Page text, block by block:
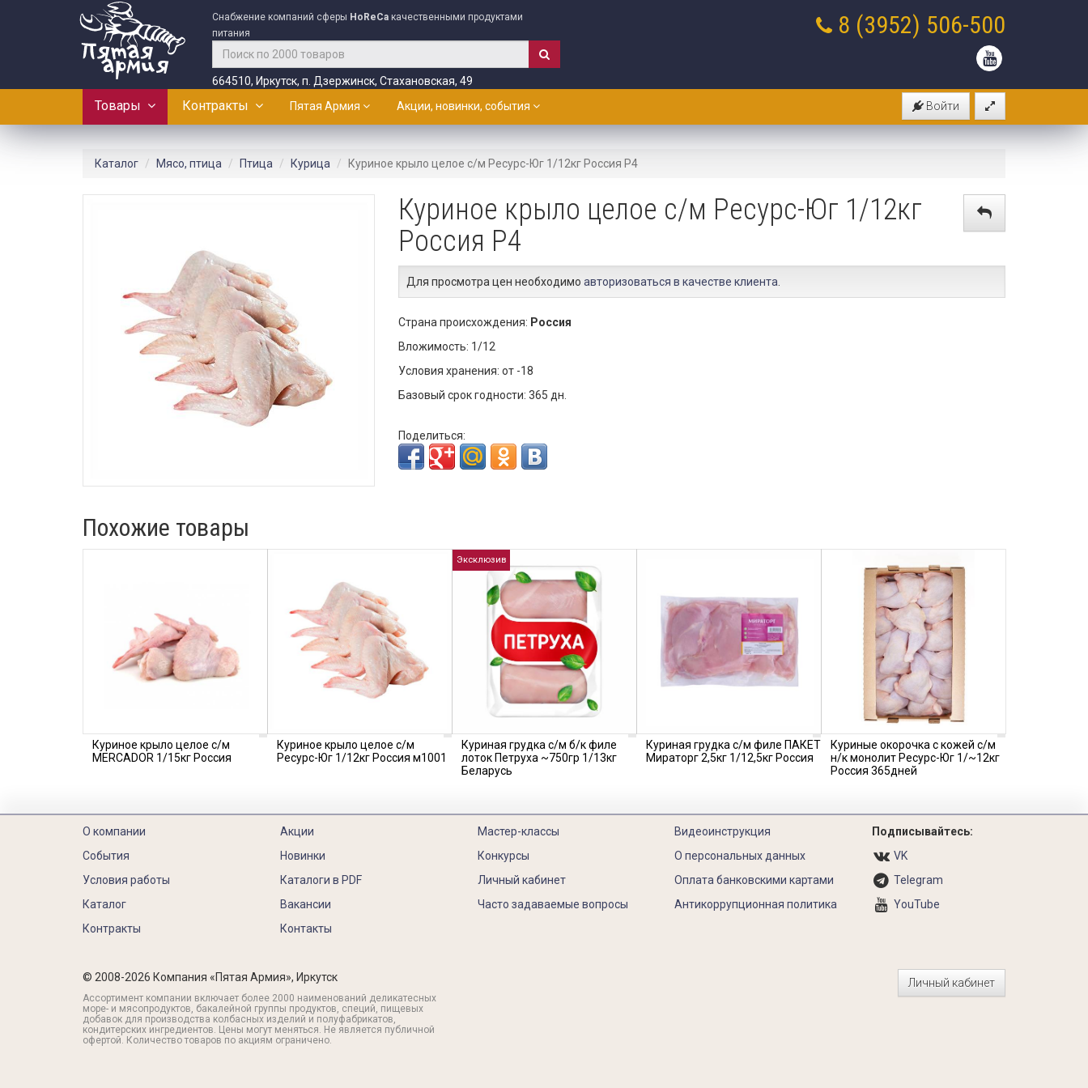
Снабжение компаний сферы HoReCa качественными продуктами
питания
664510, Иркутск, п. Дзержинск, Стахановская, 49
8 (3952) 506-500
Войти
Товары Контракты Пятая Армия Акции, новинки, события
Каталог Мясо, птица Птица Курица Куриное крыло целое с/м Ресурс-Юг 1/12кг Россия Р4
Куриное крыло целое с/м Ресурс-Юг 1/12кг
Россия Р4
Для просмотра цен необходимо авторизоваться в качестве клиента
Страна происхождения: Россия
Вложимость: 1/12
Условия хранения: от -18
Базовый срок годности: 365 дн.
Поделиться:
Похожие товары
Куриное крыло целое с/м
MERCADOR 1/15кг Россия
Куриное крыло целое с/м
Ресурс-Юг 1/12кг Россия м1001
Эксклюзив
Куриная грудка с/м б/к филе
лоток Петруха ~750гр 1/13кг
Беларусь
Куриная грудка с/м филе ПАКЕТ
Мираторг 2,5кг 1/12,5кг Россия
Куриные окорочка с кожей с/м
н/к монолит Ресурс-Юг 1/~12кг
Россия 365дней
О компании
События
Условия работы
Каталог
Контракты
Акции
Новинки
Каталоги в PDF
Вакансии
Контакты
Мастер-классы
Конкурсы
Личный кабинет
Часто задаваемые вопросы
Видеоинструкция
О персональных данных
Оплата банковскими картами
Антикоррупционная политика
Подписывайтесь:
VK
Telegram
YouTube
© 2008-2026 Компания «Пятая Армия», Иркутск
Ассортимент компании включает более 2000 наименований деликатесных
море- и мясопродуктов, бакалейной группы продуктов, специй, пищевых
добавок для производства колбасных изделий и полуфабрикатов,
кондитерских ингредиентов. Цены могут меняться. Не является публичной
офертой. Количество товаров по акциям ограничено.
Личный кабинет